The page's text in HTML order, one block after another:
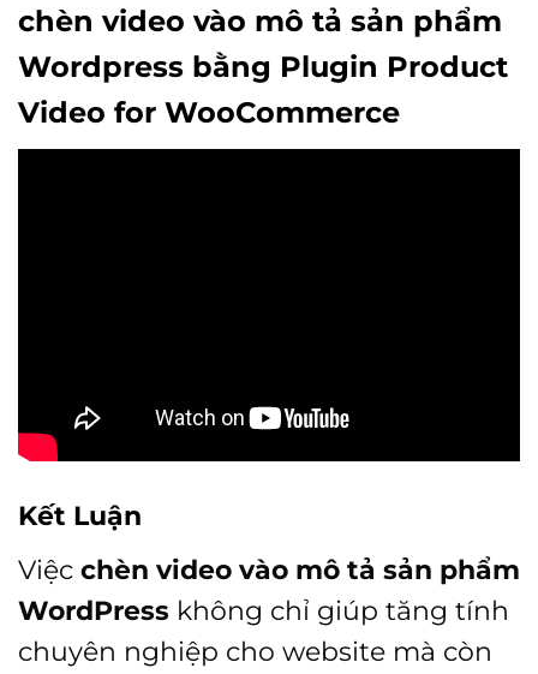
chèn video vào mô tả sản phẩm
Wordpress bằng Plugin Product
Video for WooCommerce
Kết Luận
Việc chèn video vào mô tả sản phẩm
WordPress không chỉ giúp tăng tính
chuyên nghiệp cho website mà còn